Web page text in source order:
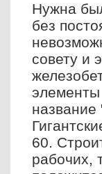
Нужна
без
совету и
название
60.
рабочих,